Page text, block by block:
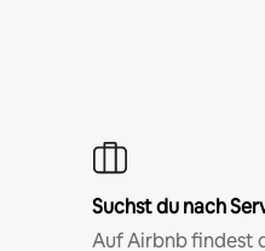
Suchst du nach
Auf Airbnb findest